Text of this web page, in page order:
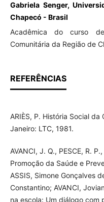
Gabriela Senger,
Chapecó - Brasil
Acadêmica do curso
Comunitária da Região de
REFERÊNCIAS
ARIÈS, P. História Social
Janeiro: LTC, 1981.
AVANCI, J. Q., PESCE, R.
Promoção da Saúde e
ASSIS, Simone Gonçalves
Constantino; AVANCI,
na escola: Um diálogo com